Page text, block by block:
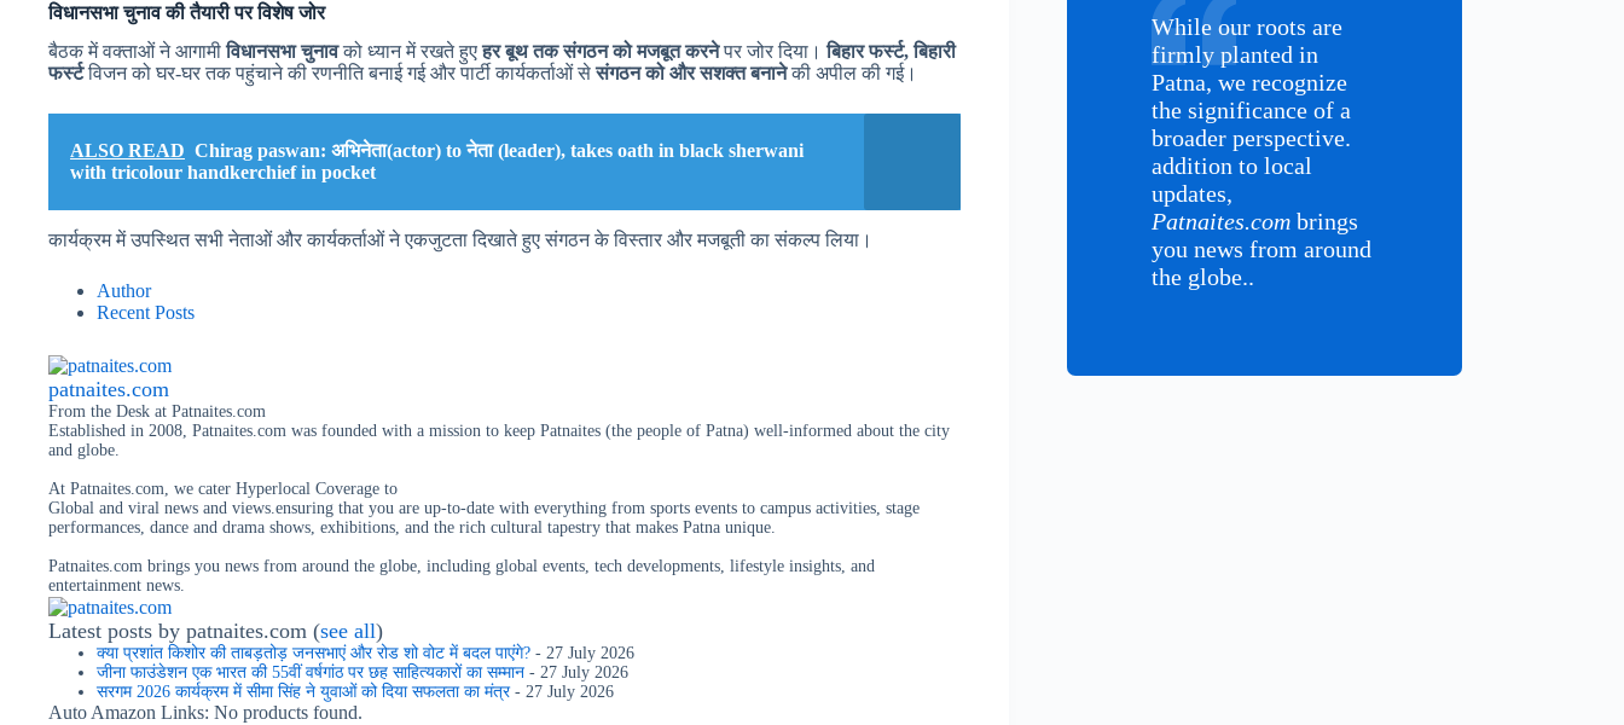
विधानसभा चुनाव की तैयारी पर विशेष जोर
बैठक में वक्ताओं ने आगामीविधानसभा चुनावको ध्यान में रखते हुएहर बूथ तक संगठन को मजबूत करनेपर जोर दिया।बिहार फर्स्ट, बिहारी
फर्स्टविजन को घर-घर तक पहुंचाने की रणनीति बनाई गई और पार्टी कार्यकर्ताओं सेसंगठन को और सशक्त बनानेकी अपील की गई।
ALSO READ Chirag paswan: अभिनेता(actor) to नेता (leader), takes oath in black sherwani
with tricolour handkerchief in pocket
कार्यक्रम में उपस्थित सभी नेताओं और कार्यकर्ताओं ने एकजुटता दिखाते हुए संगठन के विस्तार और मजबूती का संकल्प लिया।
Author
Recent Posts
patnaites.com
From the Desk at Patnaites.com
Established in 2008, Patnaites.com was founded with a mission to keep Patnaites (the people of Patna) well-informed about the city
and globe.
At Patnaites.com, we cater Hyperlocal Coverage to
Global and viral news and views.ensuring that you are up-to-date with everything from sports events to campus activities, stage
performances, dance and drama shows, exhibitions, and the rich cultural tapestry that makes Patna unique.
Patnaites.com brings you news from around the globe, including global events, tech developments, lifestyle insights, and
entertainment news.
Latest posts by patnaites.com (see all)
क्या प्रशांत किशोर की ताबड़तोड़ जनसभाएं और रोड शो वोट में बदल पाएंगे? - 27 July 2026
जीना फाउंडेशन एक भारत की 55वीं वर्षगांठ पर छह साहित्यकारों का सम्मान - 27 July 2026
सरगम 2026 कार्यक्रम में सीमा सिंह ने युवाओं को दिया सफलता का मंत्र- 27 July 2026
Auto Amazon Links: No products found.
While our roots are
firmly planted in
Patna, we recognize
the significance of a
broader perspective.
addition to local
updates,
Patnaites.com brings
you news from around
the globe..